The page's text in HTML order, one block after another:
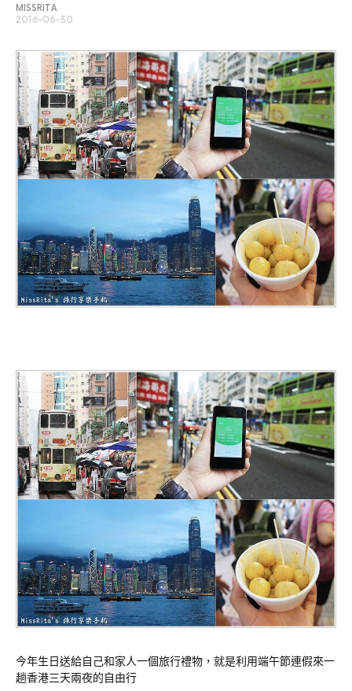
MISSRITA
2016-06-30
今年生日送給自己和家人一個旅行禮物，就是利用端午節連假來一
趟香港三天兩夜的自由行